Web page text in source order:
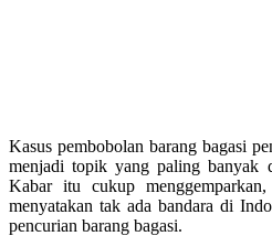
Kasus pembobolan barang bagasi
menjadi topik yang paling banyak
Kabar itu cukup
menyatakan tak ada bandara di
pencurian barang bagasi.